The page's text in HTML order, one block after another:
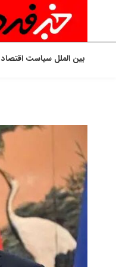
بین الملل سیاست اقتصاد